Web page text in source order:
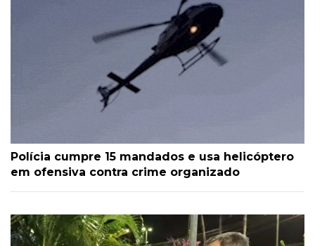
Polícia cumpre 15 mandados e usa helicóptero
em ofensiva contra crime organizado